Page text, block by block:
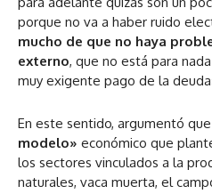
porque no va a haber ruido
mucho de que no haya
externo, que no está para
muy exigente pago de la
En este sentido, argumentó que
modelo» económico que
los sectores vinculados a la
naturales, vaca muerta, el